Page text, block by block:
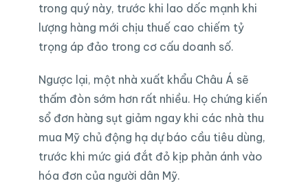
trong quý này, trước khi lao dốc mạnh khi
lượng hàng mới chịu thuế cao chiếm tỷ
trọng áp đảo trong cơ cấu doanh số.
Ngược lại, một nhà xuất khẩu Châu Á sẽ
thấm đòn sớm hơn rất nhiều. Họ chứng kiến
sổ đơn hàng sụt giảm ngay khi các nhà thu
mua Mỹ chủ động hạ dự báo cầu tiêu dùng,
trước khi mức giá đắt đỏ kịp phản ánh vào
hóa đơn của người dân Mỹ.